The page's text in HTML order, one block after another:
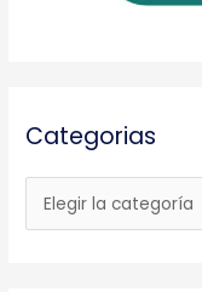
Categorias